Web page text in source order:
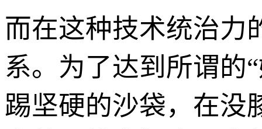
而在这种技术统治力
系。为了达到所谓的
踢坚硬的沙袋，在没